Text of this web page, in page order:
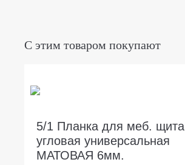
С этим товаром покупают
5/1 Планка для меб. щита
угловая универсальная
МАТОВАЯ 6мм.